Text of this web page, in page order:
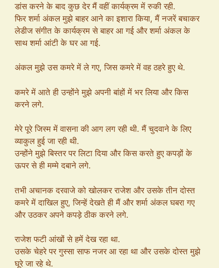
डांस करने के बाद कुछ देर मैं वहीं कार्यक्रम में रुकी रही.
फिर शर्मा अंकल मुझे बाहर आने का इशारा किया, मैं नजरें बचाकर
लेडीज संगीत के कार्यक्रम से बाहर आ गई और शर्मा अंकल के
साथ शर्मा आंटी के घर आ गई.
अंकल मुझे उस कमरे में ले गए, जिस कमरे में वह ठहरे हुए थे.
कमरे में आते ही उन्होंने मुझे अपनी बांहों में भर लिया और किस
करने लगे.
मेरे पूरे जिस्म में वासना की आग लग रही थी. मैं चुदवाने के लिए
व्याकुल हुई जा रही थी.
उन्होंने मुझे बिस्तर पर लिटा दिया और किस करते हुए कपड़ों के
ऊपर से ही मम्मे दबाने लगे.
तभी अचानक दरवाजे को खोलकर राजेश और उसके तीन दोस्त
कमरे में दाखिल हुए, जिन्हें देखते ही मैं और शर्मा अंकल घबरा गए
और उठकर अपने कपड़े ठीक करने लगे.
राजेश फटी आंखों से हमें देख रहा था.
उसके चेहरे पर गुस्सा साफ नजर आ रहा था और उसके दोस्त मुझे
घूरे जा रहे थे.